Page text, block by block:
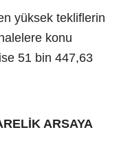
yüksek tekliflerin
konu
51 bin 447,63
ARSAYA